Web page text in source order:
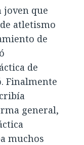
joven que
atletismo
de
de
Finalmente
general,
muchos